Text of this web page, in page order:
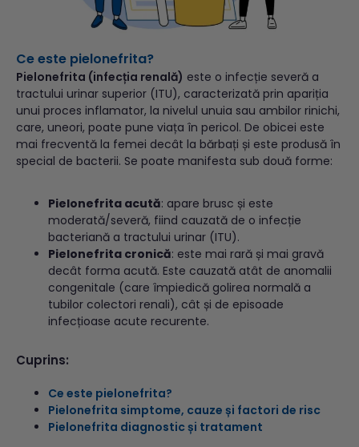
Ce este pielonefrita?
Pielonefrita (infecția renală) este o infecție severă a
tractului urinar superior (ITU), caracterizată prin apariția
unui proces inflamator, la nivelul unuia sau ambilor rinichi,
care, uneori, poate pune viața în pericol. De obicei este
mai frecventă la femei decât la bărbați și este produsă în
special de bacterii. Se poate manifesta sub două forme:
Pielonefrita acută: apare brusc și este
moderată/severă, fiind cauzată de o infecție
bacteriană a tractului urinar (ITU).
Pielonefrita cronică: este mai rară și mai gravă
decât forma acută. Este cauzată atât de anomalii
congenitale (care împiedică golirea normală a
tubilor colectori renali), cât și de episoade
infecțioase acute recurente.
Cuprins:
Ce este pielonefrita?
Pielonefrita simptome, cauze și factori de risc
Pielonefrita diagnostic și tratament